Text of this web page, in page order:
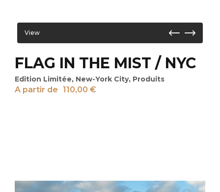
View
FLAG IN THE MIST / NYC
Edition Limitée, New-York City, Produits
A partir de 110,00 €